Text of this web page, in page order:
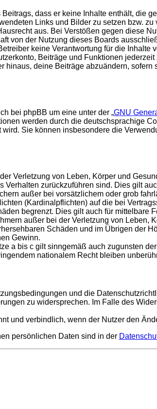
dass er keine Inhalte enthält, die
Links und Bilder zu setzen bzw. zu
aus. Bei Verstößen gegen diese
von der Nutzung dieses Boards
keine Verantwortung für die
Beiträge und Funktionen
hinaus, deine Beiträge abzuändern,
bei phpBB um eine unter der „GNU
werden durch die deutschsprachige
Sie können insbesondere die
Verletzung von Leben, Körper und
Verhalten zurückzuführen sind. Dies gilt
außer bei vorsätzlichem oder grob
(Kardinalpflichten) auf die bei
begrenzt. Dies gilt auch für mittelbare
außer bei der Verletzung von
Schäden und im Übrigen der
Gewinn.
a bis c gilt sinngemäß auch zugunsten
nationalem Recht bleiben
und die
zu widersprechen. Im Falle des
und verbindlich, wenn der Nutzer den
persönlichen Daten sind in der